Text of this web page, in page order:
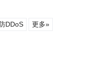
DDoS 更多»